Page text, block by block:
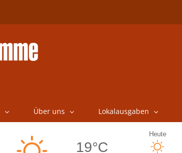
Über uns Lokalausgaben